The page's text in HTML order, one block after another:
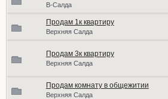
В-Салда
Продам 1к квартиру
Верхняя Салда
Продам 3к квартиру
Верхняя Салда
Продам комнату в общежитии
Верхняя Салда